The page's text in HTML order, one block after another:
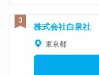
株式会社白泉社
東京都